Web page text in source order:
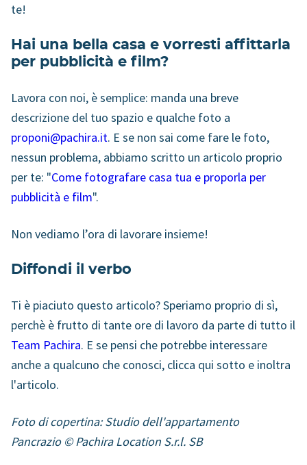
te!
Hai una bella casa e vorresti affittarla
per pubblicità e film?
Lavora con noi, è semplice: manda una breve
descrizione del tuo spazio e qualche foto a
proponi@pachira.it. E se non sai come fare le foto,
nessun problema, abbiamo scritto un articolo proprio
per te: "Come fotografare casa tua e proporla per
pubblicità e film".
Non vediamo l’ora di lavorare insieme!
Diffondi il verbo
Ti è piaciuto questo articolo? Speriamo proprio di sì,
perchè è frutto di tante ore di lavoro da parte di tutto il
Team Pachira. E se pensi che potrebbe interessare
anche a qualcuno che conosci, clicca qui sotto e inoltra
l'articolo.
Foto di copertina: Studio dell'appartamento
Pancrazio© Pachira Location S.r.l. SB